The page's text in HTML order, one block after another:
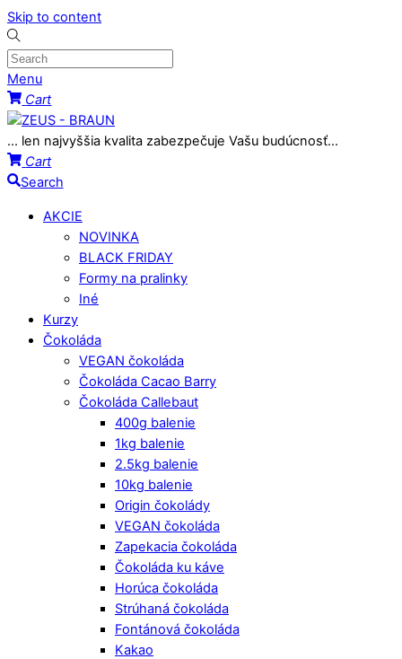
Skip to content
Menu
Cart
... len najvyššia kvalita zabezpečuje Vašu budúcnosť...
Cart
Search
AKCIE
NOVINKA
BLACK FRIDAY
Formy na pralinky
Iné
Kurzy
Čokoláda
VEGAN čokoláda
Čokoláda Cacao Barry
Čokoláda Callebaut
400g balenie
1kg balenie
2.5kg balenie
10kg balenie
Origin čokolády
VEGAN čokoláda
Zapekacia čokoláda
Čokoláda ku káve
Horúca čokoláda
Strúhaná čokoláda
Fontánová čokoláda
Kakao